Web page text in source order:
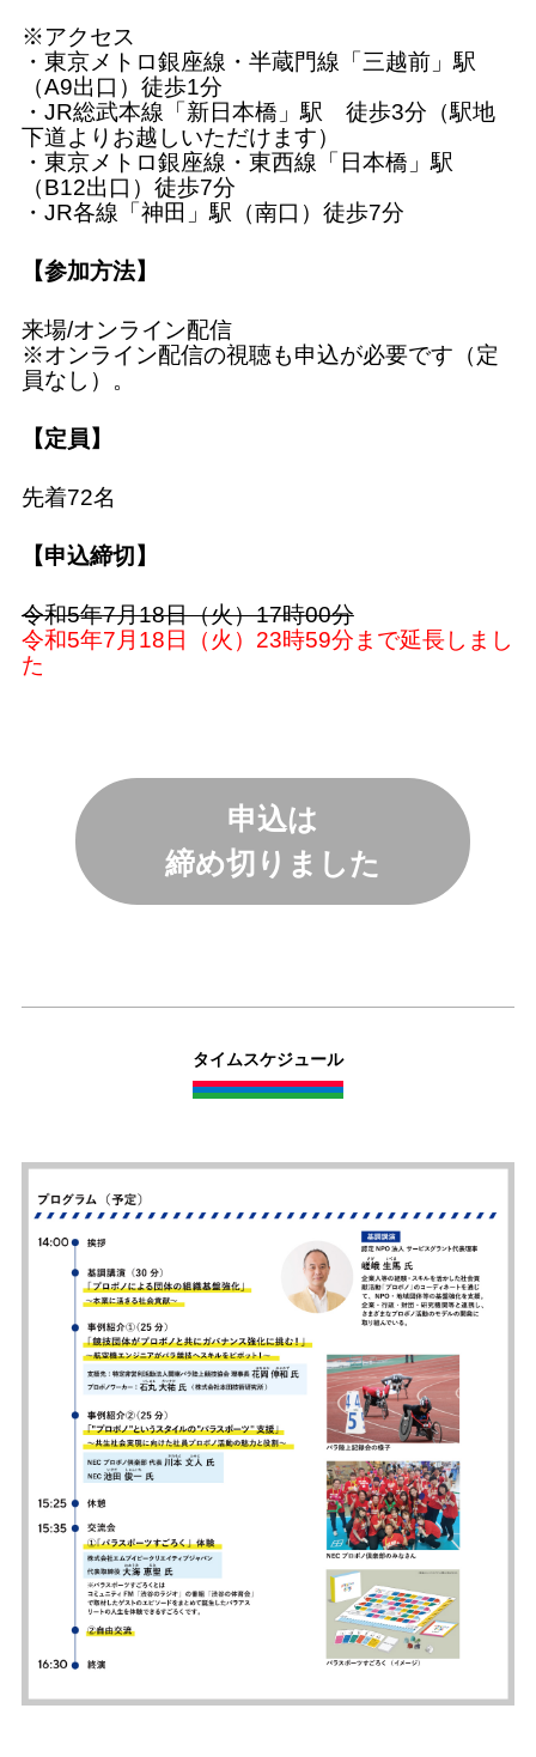
※アクセス
・東京メトロ銀座線・半蔵門線「三越前」駅
（A9出口）徒歩1分
・JR総武本線「新日本橋」駅 徒歩3分（駅地
下道よりお越しいただけます）
・東京メトロ銀座線・東西線「日本橋」駅
（B12出口）徒歩7分
・JR各線「神田」駅（南口）徒歩7分
【参加方法】
来場/オンライン配信
※オンライン配信の視聴も申込が必要です（定
員なし）。
【定員】
先着72名
【申込締切】
令和5年7月18日（火）17時00分
令和5年7月18日（火）23時59分まで延長しまし
た
申込は
締め切りました
タイムスケジュール